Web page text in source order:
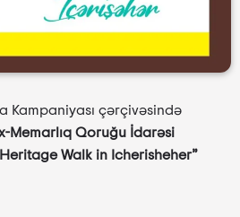
Kampaniyası çərçivəsində
Memarlıq Qoruğu İdarəsi
Walk in Icherisheher”